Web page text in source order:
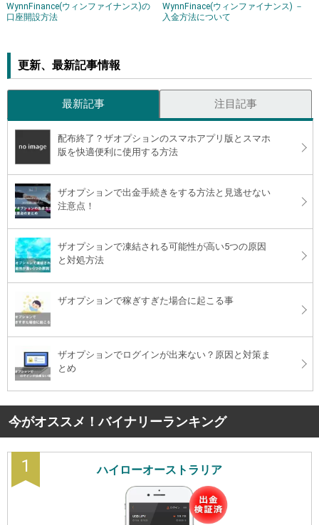
WynnFinance(ウィンファイナンス)の
口座開設方法
WynnFinace(ウィンファイナンス) －
入金方法について
更新、最新記事情報
最新記事 注目記事
配布終了？ザオプションのスマホアプリ版とスマホ
版を快適便利に使用する方法
ザオプションで出金手続きをする方法と見逃せない
注意点！
ザオプションで凍結される可能性が高い5つの原因
と対処方法
ザオプションで稼ぎすぎた場合に起こる事
ザオプションでログインが出来ない？原因と対策ま
とめ
今がオススメ！バイナリーランキング
1 ハイローオーストラリア